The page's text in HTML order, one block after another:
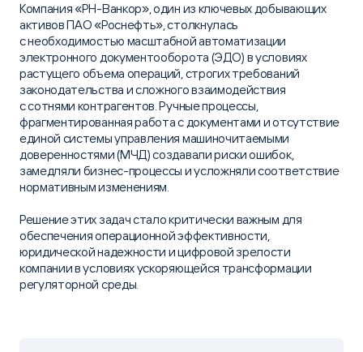
Компания «РН-Ванкор», один из ключевых добывающих
активов ПАО «Роснефть», столкнулась
с необходимостью масштабной автоматизации
электронного документооборота (ЭДО) в условиях
растущего объема операций, строгих требований
законодательства и сложного взаимодействия
с сотнями контрагентов. Ручные процессы,
фрагментированная работа с документами и отсутствие
единой системы управления машиночитаемыми
доверенностями (МЧД) создавали риски ошибок,
замедляли бизнес-процессы и усложняли соответствие
нормативным изменениям.
Решение этих задач стало критически важным для
обеспечения операционной эффективности,
юридической надежности и цифровой зрелости
компании в условиях ускоряющейся трансформации
регуляторной среды.